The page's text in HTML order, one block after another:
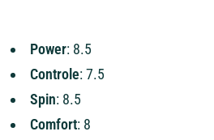
Power: 8.5
Controle: 7.5
Spin: 8.5
Comfort: 8